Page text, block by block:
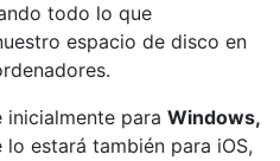
todo lo que
espacio de disco en
para Windows,
lo estará también para iOS,